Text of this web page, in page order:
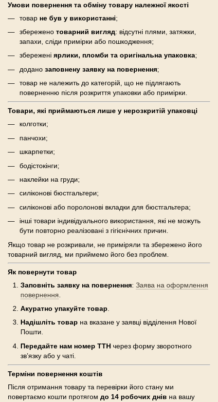
Умови повернення та обміну товару належної якості
товар не був у використанні;
збережено товарний вигляд: відсутні плями, затяжки,
запахи, сліди примірки або пошкодження;
збережені ярлики, пломби та оригінальна упаковка;
додано заповнену заявку на повернення;
товар не належить до категорій, що не підлягають
поверненню після розкриття упаковки або примірки.
Товари, які приймаються лише у нерозкритій упаковці
колготки;
панчохи;
шкарпетки;
бодістокінги;
наклейки на груди;
силіконові бюстгальтери;
силіконові або поролонові вкладки для бюстгальтера;
інші товари індивідуального використання, які не можуть
бути повторно реалізовані з гігієнічних причин.
Якщо товар не розкривали, не приміряли та збережено його
товарний вигляд, ми приймемо його без проблем.
Як повернути товар
Заповніть заявку на повернення: Заява на оформлення
повернення
Акуратно упакуйте товар
Надішліть товар на вказане у заявці відділення Нової
Пошти.
Передайте нам номер ТТН через форму зворотного
зв’язку або у чаті.
Терміни повернення коштів
Після отримання товару та перевірки його стану ми
повертаємо кошти протягом до 14 робочих днів на вашу